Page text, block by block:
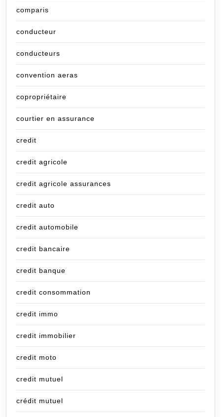
comparis
conducteur
conducteurs
convention aeras
copropriétaire
courtier en assurance
credit
credit agricole
credit agricole assurances
credit auto
credit automobile
credit bancaire
credit banque
credit consommation
credit immo
credit immobilier
credit moto
credit mutuel
crédit mutuel